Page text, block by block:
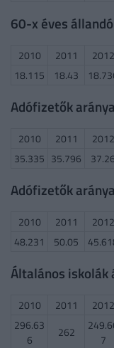
60-x éves
2010 2011 2012
18.115
18.43
Adófizetők aránya
2010 2011 2012
35.335 35.796 37.26
Adófizetők
2010 2011 2012
48.231
50.05
Általános
2010 2011 2012
296.63
6
262
7